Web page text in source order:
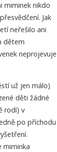
miminek nikdo
Jak
neřešilo ani
dětem
neprojevuje
už jen málo)
děti žádné
rodí) v
po příchodu
miminka